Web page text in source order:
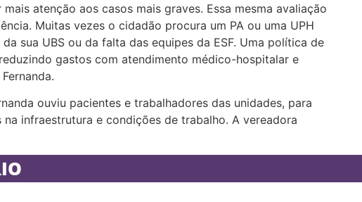
atenção aos casos mais graves. Essa mesma avaliação
Muitas vezes o cidadão procura um PA ou uma UPH
sua UBS ou da falta das equipes da ESF. Uma política de
gastos com atendimento médico-hospitalar e
ouviu pacientes e trabalhadores das unidades, para
infraestrutura e condições de trabalho. A vereadora